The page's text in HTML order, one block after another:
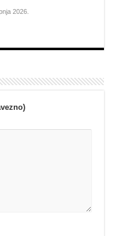
2026.